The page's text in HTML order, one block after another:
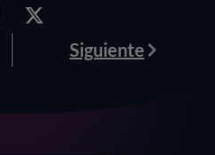
SiguienteSiguiente